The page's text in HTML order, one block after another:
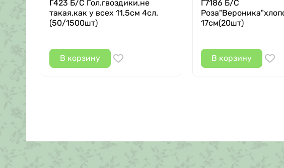
Г423 Б/С Гол.гвоздики,не
такая,как у всех 11,5см 4сл.
(50/1500шт)
В корзину
Г7186 Б/С
17см(20шт)
В корзину